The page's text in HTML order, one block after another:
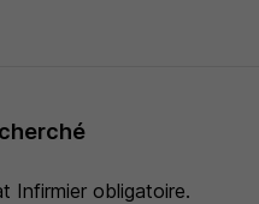
Infirmier obligatoire.